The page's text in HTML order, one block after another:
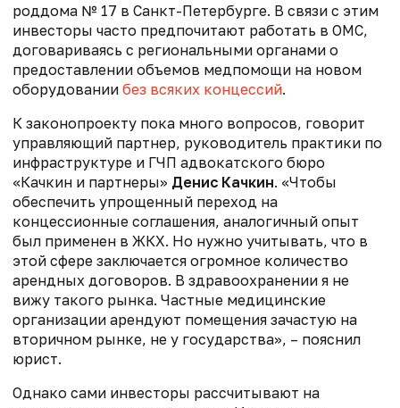
роддома № 17 в Санкт-Петербурге. В связи с этим
инвесторы часто предпочитают работать в ОМС,
договариваясь с региональными органами о
предоставлении объемов медпомощи на новом
оборудовании без всяких концессий.
К законопроекту пока много вопросов, говорит
управляющий партнер, руководитель практики по
инфраструктуре и ГЧП адвокатского бюро
«Качкин и партнеры» Денис Качкин. «Чтобы
обеспечить упрощенный переход на
концессионные соглашения, аналогичный опыт
был применен в ЖКХ. Но нужно учитывать, что в
этой сфере заключается огромное количество
арендных договоров. В здравоохранении я не
вижу такого рынка. Частные медицинские
организации арендуют помещения зачастую на
вторичном рынке, не у государства», – пояснил
юрист.
Однако сами инвесторы рассчитывают на